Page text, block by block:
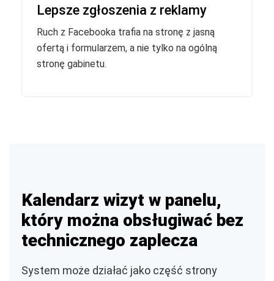
Lepsze zgłoszenia z reklamy
Ruch z Facebooka trafia na stronę z jasną
ofertą i formularzem, a nie tylko na ogólną
stronę gabinetu.
Kalendarz wizyt w panelu,
który można obsługiwać bez
technicznego zaplecza
System może działać jako część strony